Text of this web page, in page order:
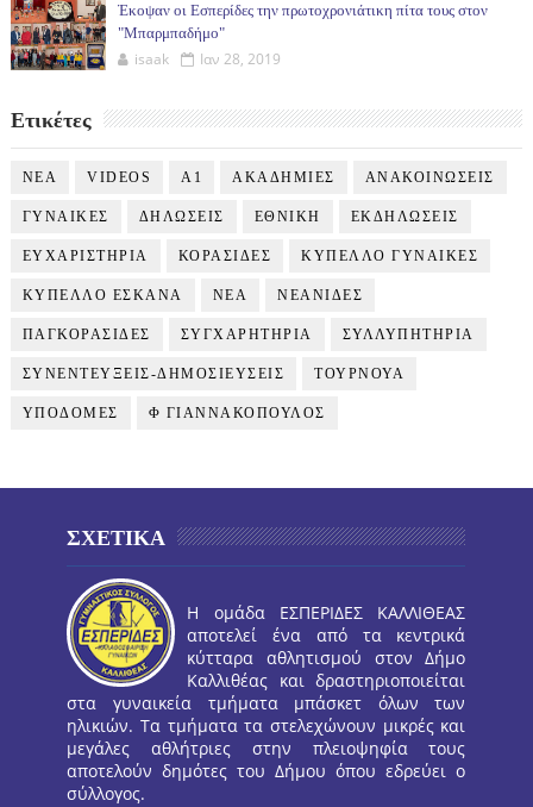
Έκοψαν οι Εσπερίδες την πρωτοχρονιάτικη πίτα τους στον
"Μπαρμπαδήμο"
isaak Ιαν 28, 2019
Ετικέτες
NEA VIDEOS Α1 ΑΚΑΔΗΜΙΕΣ ΑΝΑΚΟΙΝΩΣΕΙΣ
ΓΥΝΑΙΚΕΣ ΔΗΛΩΣΕΙΣ ΕΘΝΙΚΗ ΕΚΔΗΛΩΣΕΙΣ
ΕΥΧΑΡΙΣΤΗΡΙΑ ΚΟΡΑΣΙΔΕΣ ΚΥΠΕΛΛΟ ΓΥΝΑΙΚΕΣ
ΚΥΠΕΛΛΟ ΕΣΚΑΝΑ ΝΕΑ ΝΕΑΝΙΔΕΣ
ΠΑΓΚΟΡΑΣΙΔΕΣ ΣΥΓΧΑΡΗΤΗΡΙΑ ΣΥΛΛΥΠΗΤΗΡΙΑ
ΣΥΝΕΝΤΕΥΞΕΙΣ-ΔΗΜΟΣΙΕΥΣΕΙΣ ΤΟΥΡΝΟΥΑ
ΥΠΟΔΟΜΕΣ Φ ΓΙΑΝΝΑΚΟΠΟΥΛΟΣ
ΣΧΕΤΙΚΑ
Η ομάδα ΕΣΠΕΡΙΔΕΣ ΚΑΛΛΙΘΕΑΣ
αποτελεί ένα από τα κεντρικά
κύτταρα αθλητισμού στον Δήμο
Καλλιθέας και δραστηριοποιείται
στα γυναικεία τμήματα μπάσκετ όλων των
ηλικιών. Τα τμήματα τα στελεχώνουν μικρές και
μεγάλες αθλήτριες στην πλειοψηφία τους
αποτελούν δημότες του Δήμου όπου εδρεύει ο
σύλλογος.